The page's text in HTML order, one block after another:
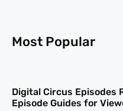
Most Popular
Digital Circus Episodes
Episode Guides for